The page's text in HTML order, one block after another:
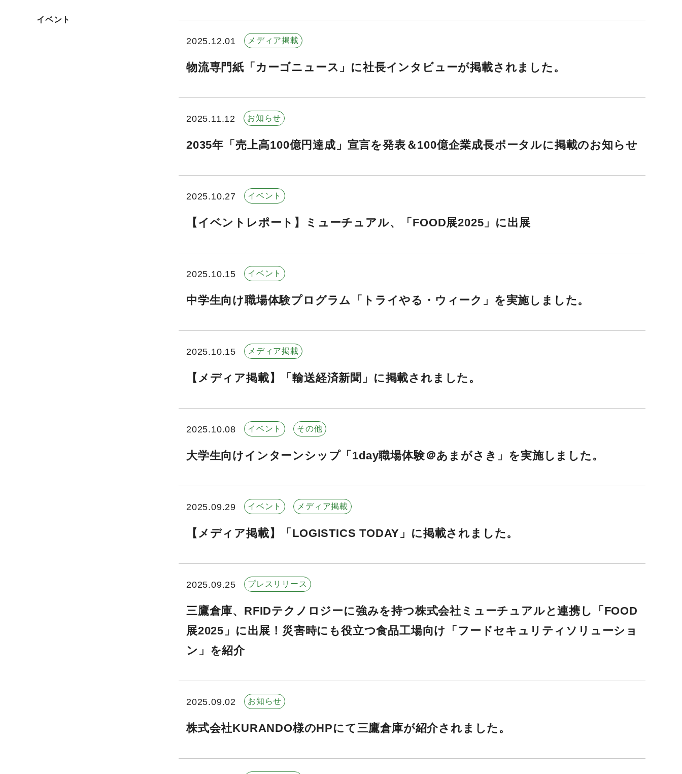
イベント
2025.12.01 メディア掲載
物流専門紙「カーゴニュース」に社長インタビューが掲載されました。
2025.11.12 お知らせ
2035年「売上高100億円達成」宣言を発表＆100億企業成長ポータルに掲載のお知らせ
2025.10.27 イベント
【イベントレポート】ミューチュアル、「FOOD展2025」に出展
2025.10.15 イベント
中学生向け職場体験プログラム「トライやる・ウィーク」を実施しました。
2025.10.15 メディア掲載
【メディア掲載】「輸送経済新聞」に掲載されました。
2025.10.08 イベント その他
大学生向けインターンシップ「1day職場体験＠あまがさき」を実施しました。
2025.09.29 イベント メディア掲載
【メディア掲載】「LOGISTICS TODAY」に掲載されました。
2025.09.25 プレスリリース
三鷹倉庫、RFIDテクノロジーに強みを持つ株式会社ミューチュアルと連携し「FOOD
展2025」に出展！災害時にも役立つ食品工場向け「フードセキュリティソリューショ
ン」を紹介
2025.09.02 お知らせ
株式会社KURANDO様のHPにて三鷹倉庫が紹介されました。